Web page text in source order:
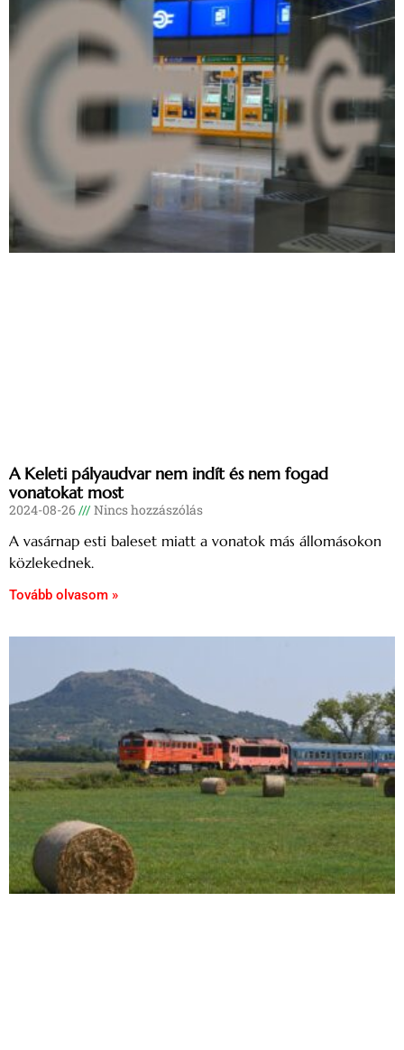
A Keleti pályaudvar nem indít és nem fogad
vonatokat most
2024-08-26 Nincs hozzászólás
A vasárnap esti baleset miatt a vonatok más állomásokon
közlekednek.
Tovább olvasom »